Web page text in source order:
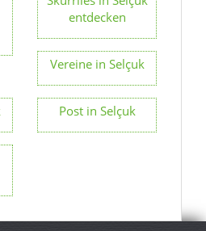
Post in Selçuk
Alle Rechte vorbehalten.